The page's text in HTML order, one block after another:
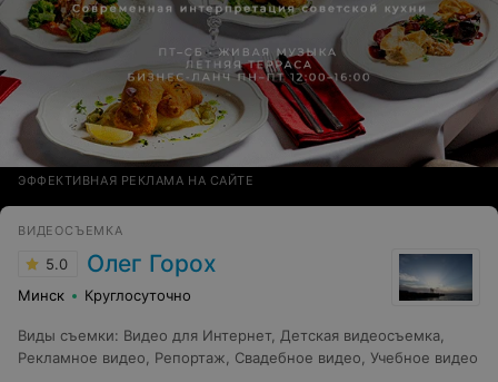
ЭФФЕКТИВНАЯ РЕКЛАМА НА САЙТЕ
ВИДЕОСЪЕМКА
5.0 Олег Горох
Минск Круглосуточно
Виды съемки: Видео для Интернет, Детская видеосъемка,
Рекламное видео, Репортаж, Свадебное видео, Учебное видео